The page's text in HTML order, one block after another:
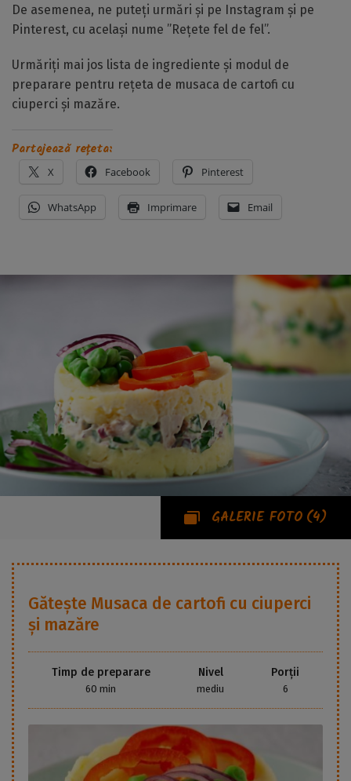
De asemenea, ne puteți urmări și pe Instagram și pe
Pinterest, cu același nume ”Rețete fel de fel”.
Urmăriți mai jos lista de ingrediente și modul de
preparare pentru rețeta de musaca de cartofi cu
ciuperci și mazăre.
Partajează rețeta:
X Facebook Pinterest
WhatsApp Imprimare Email
GALERIE FOTO (4)
Gătește Musaca de cartofi cu ciuperci
și mazăre
Timp de preparare
60 min
Nivel
mediu
Porții
6